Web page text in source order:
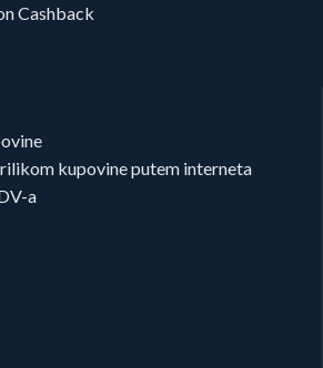
Cashback
kupovine putem interneta
a